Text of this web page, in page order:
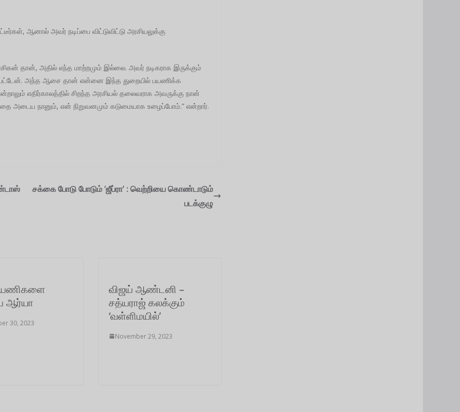
ஆனால் அவர் நடிப்பை விட்டுவிட்டு அரசியலுக்கு
தான், அதில் எந்த மாற்றமும் இல்லை. அவர் நடிகராக இருக்கும்
அந்த ஆசை தான் என்னை இந்த துறையில் பயணிக்க
எதிர்காலத்தில் சிறந்த அரசியல் தலைவராக அவருக்கு நான்
அடைய நானும், என் நிறுவனமும் கடுமையாக உழைப்போம்.” என்றார்.
சக்கை போடு போடும் ‘ஜீப்ரா’ : வெற்றியை கொண்டாடும்
படக்குழு
ஆர்யா
30, 2023
விஜய் ஆண்டனி –
சத்யராஜ் கலக்கும்
‘வள்ளிமயில்’
November 29, 2023